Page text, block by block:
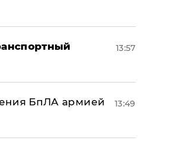
13:57
БпЛА армией
13:49